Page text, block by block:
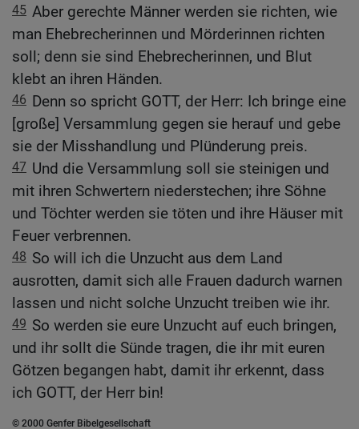
45 Aber gerechte Männer werden sie richten, wie
man Ehebrecherinnen und Mörderinnen richten
soll; denn sie sind Ehebrecherinnen, und Blut
klebt an ihren Händen.
46 Denn so spricht GOTT, der Herr: Ich bringe eine
[große] Versammlung gegen sie herauf und gebe
sie der Misshandlung und Plünderung preis.
47 Und die Versammlung soll sie steinigen und
mit ihren Schwertern niederstechen; ihre Söhne
und Töchter werden sie töten und ihre Häuser mit
Feuer verbrennen.
48 So will ich die Unzucht aus dem Land
ausrotten, damit sich alle Frauen dadurch warnen
lassen und nicht solche Unzucht treiben wie ihr.
49 So werden sie eure Unzucht auf euch bringen,
und ihr sollt die Sünde tragen, die ihr mit euren
Götzen begangen habt, damit ihr erkennt, dass
ich GOTT, der Herr bin!
© 2000 Genfer Bibelgesellschaft